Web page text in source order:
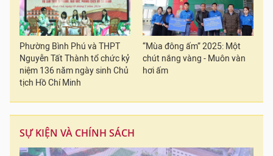
Phường Bình Phú và THPT
Nguyễn Tất Thành tổ chức kỷ
niệm 136 năm ngày sinh Chủ
tịch Hồ Chí Minh
“Mùa đông ấm” 2025: Một
chút nắng vàng - Muôn vàn
hơi ấm
SỰ KIỆN VÀ CHÍNH SÁCH